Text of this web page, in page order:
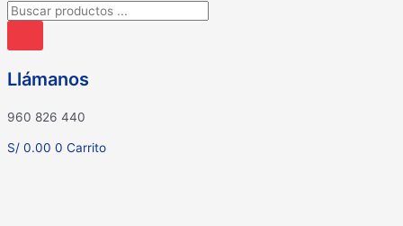
Búsqueda
productos
Llámanos
960 826 440
S/ 0.00 0 Carrito